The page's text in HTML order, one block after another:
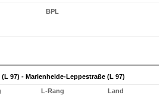
BPL
97) - Marienheide-Leppestraße (L 97)
L-Rang
Land